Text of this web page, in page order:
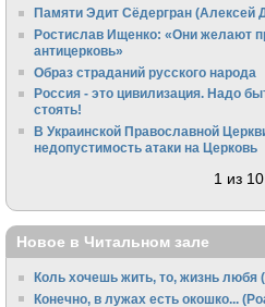
Памяти Эдит Сёдергран (Алексей
Ростислав Ищенко: «Они желают
антицерковь»
Образ страданий русского народа
Россия - это цивилизация. Надо
стоять!
В Украинской Православной
недопустимость атаки на Церковь
1 из 10
Новое в Читальном зале
Коль хочешь жить, то, жизнь любя
Конечно, в лужах есть окошко...